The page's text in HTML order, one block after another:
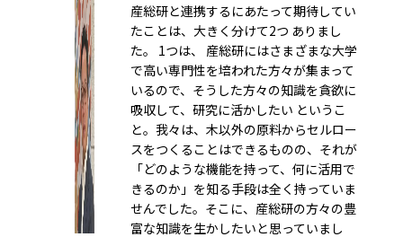
産総研と連携するにあたって期待してい
たことは、大きく分けて2つ ありまし
た。 1つは、 産総研にはさまざまな大学
で高い専門性を培われた方々が集まって
いるので、そうした方々の知識を貪欲に
吸収して、研究に活かしたい というこ
と。我々は、木以外の原料からセルロー
スをつくることはできるものの、それが
「どのような機能を持って、何に活用で
きるのか」を知る手段は全く持っていま
せんでした。そこに、産総研の方々の豊
富な知識を生かしたいと思っていまし